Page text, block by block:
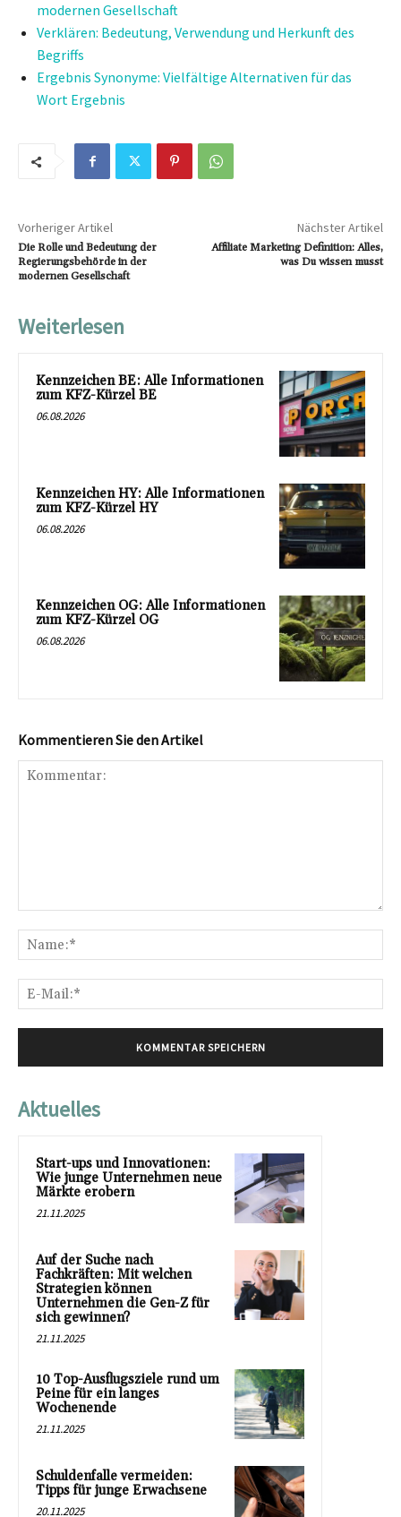
modernen Gesellschaft
Verklären: Bedeutung, Verwendung und Herkunft des
Begriffs
Ergebnis Synonyme: Vielfältige Alternativen für das
Wort Ergebnis
Vorheriger Artikel
Die Rolle und Bedeutung der
Regierungsbehörde in der
modernen Gesellschaft
Nächster Artikel
Affiliate Marketing Definition: Alles,
was Du wissen musst
Weiterlesen
Kennzeichen BE: Alle Informationen
zum KFZ-Kürzel BE
06.08.2026
Kennzeichen HY: Alle Informationen
zum KFZ-Kürzel HY
06.08.2026
Kennzeichen OG: Alle Informationen
zum KFZ-Kürzel OG
06.08.2026
Kommentieren Sie den Artikel
Aktuelles
Start-ups und Innovationen:
Wie junge Unternehmen neue
Märkte erobern
21.11.2025
Auf der Suche nach
Fachkräften: Mit welchen
Strategien können
Unternehmen die Gen-Z für
sich gewinnen?
21.11.2025
10 Top-Ausflugsziele rund um
Peine für ein langes
Wochenende
21.11.2025
Schuldenfalle vermeiden:
Tipps für junge Erwachsene
20.11.2025